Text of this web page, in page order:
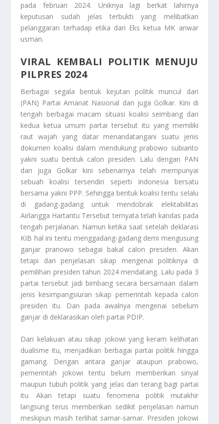
pada februari 2024. Uniknya lagi berkat lahirnya
keputusan sudah jelas terbukti yang melibatkan
pelanggaran terhadap etika dari Eks ketua MK anwar
usman.
VIRAL KEMBALI POLITIK MENUJU
PILPRES 2024
Berbagai segala bentuk kejutan politik muncul dari
(PAN) Partai Amanat Nasional dan juga Golkar. Kini di
tengah berbagai macam situasi koalisi seimbang dari
kedua ketua umum partai tersebut itu yang memiliki
raut wajah yang datar menandatangani suatu jenis
dokumen koalisi dalam mendukung prabowo subianto
yakni suatu bentuk calon presiden. Lalu dengan PAN
dan juga Golkar kini sebenarnya telah mempunyai
sebuah koalisi tersendiri seperti Indonesia bersatu
bersama yakni PPP. Sehingga bentuk koalisi tentu selalu
di gadang-gadang untuk mendobrak elektabilitas
Airlangga Hartantu Tersebut ternyata telah kandas pada
tengah perjalanan. Namun ketika saat setelah deklarasi
KIB hal ini tentu menggadang-gadang demi mengusung
ganjar pranowo sebagai bakal calon presiden. Akan
tetapi dari penjelasan sikap mengenai politiknya di
pemilihan presiden tahun 2024 mendatang. Lalu pada 3
partai tersebut jadi bimbang secara bersamaan dalam
jenis kesimpangsiuran sikap pemerintah kepada calon
presiden itu. Dan pada awalnya mengenai sebelum
ganjar di deklarasikan oleh partai PDIP.
Dari kelakuan atau sikap jokowi yang keram kelihatan
dualisme itu, menjadikan berbagai partai politik hingga
gamang. Dengan antara ganjar ataupun prabowo,
pemerintah jokowi tentu belum memberikan sinyal
maupun tubuh politik yang jelas dan terang bagi partai
itu. Akan tetapi suatu fenomena politik mutakhir
langsung terus memberikan sedikit penjelasan namun
meskipun masih terlihat samar-samar. Presiden jokowi